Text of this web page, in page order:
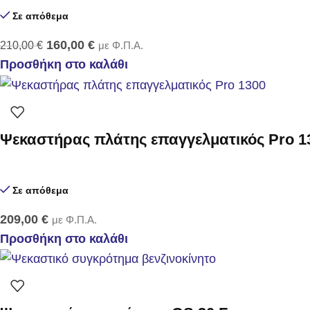
Σε απόθεμα
210,00€ 160,00 € με Φ.Π.Α.
Προσθήκη στο καλάθι
Ψεκαστήρας πλάτης επαγγελματικός Pro
Σε απόθεμα
209,00 € με Φ.Π.Α.
Προσθήκη στο καλάθι